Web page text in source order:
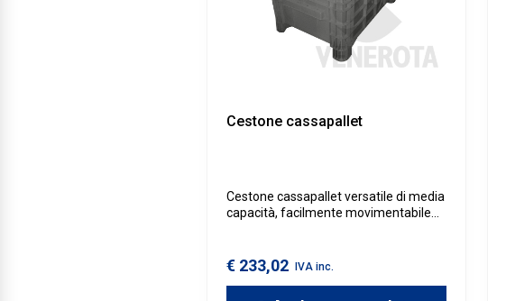
Cestone cassapallet
Cestone cassapallet versatile di media
capacità, facilmente movimentabile
prelievo di semilavorati ai terzisti, oltre
a essere ideale per l'uso nel settore
€ 233,02 IVA inc.